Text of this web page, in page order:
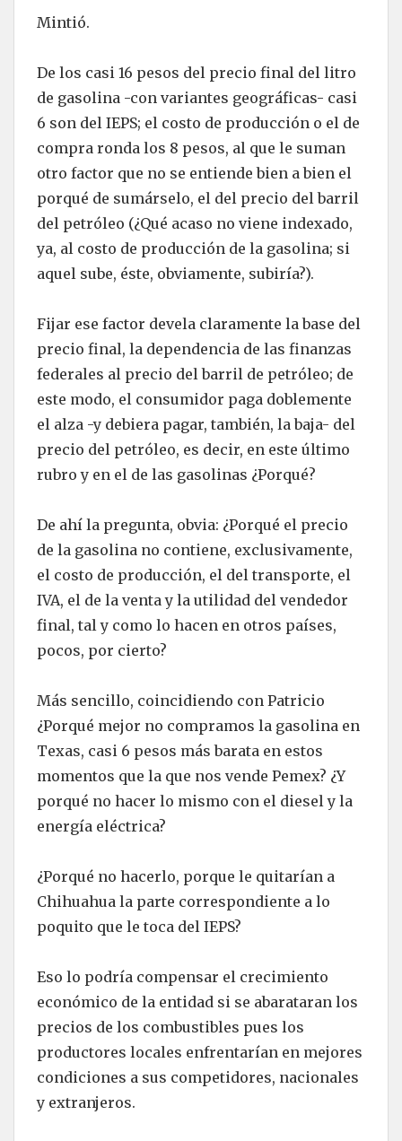
Mintió.
De los casi 16 pesos del precio final del litro
de gasolina -con variantes geográficas- casi
6 son del IEPS; el costo de producción o el de
compra ronda los 8 pesos, al que le suman
otro factor que no se entiende bien a bien el
porqué de sumárselo, el del precio del barril
del petróleo (¿Qué acaso no viene indexado,
ya, al costo de producción de la gasolina; si
aquel sube, éste, obviamente, subiría?).
Fijar ese factor devela claramente la base del
precio final, la dependencia de las finanzas
federales al precio del barril de petróleo; de
este modo, el consumidor paga doblemente
el alza -y debiera pagar, también, la baja- del
precio del petróleo, es decir, en este último
rubro y en el de las gasolinas ¿Porqué?
De ahí la pregunta, obvia: ¿Porqué el precio
de la gasolina no contiene, exclusivamente,
el costo de producción, el del transporte, el
IVA, el de la venta y la utilidad del vendedor
final, tal y como lo hacen en otros países,
pocos, por cierto?
Más sencillo, coincidiendo con Patricio
¿Porqué mejor no compramos la gasolina en
Texas, casi 6 pesos más barata en estos
momentos que la que nos vende Pemex? ¿Y
porqué no hacer lo mismo con el diesel y la
energía eléctrica?
¿Porqué no hacerlo, porque le quitarían a
Chihuahua la parte correspondiente a lo
poquito que le toca del IEPS?
Eso lo podría compensar el crecimiento
económico de la entidad si se abarataran los
precios de los combustibles pues los
productores locales enfrentarían en mejores
condiciones a sus competidores, nacionales
y extranjeros.